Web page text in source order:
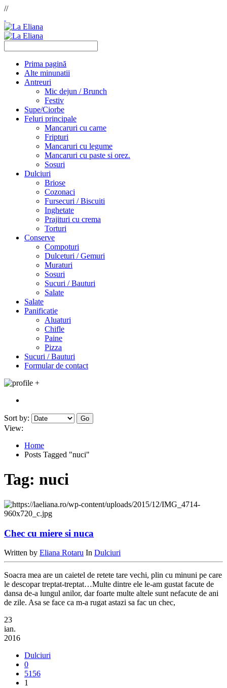
//
Prima pagină
Alte minunatii
Antreuri
Mic dejun / Brunch
Festiv
Supe/Ciorbe
Feluri principale
Mancaruri cu carne
Fripturi
Mancaruri cu legume
Mancaruri cu paste si orez.
Sosuri
Dulciuri
Briose
Cozonaci
Fursecuri / Biscuiti
Inghetate
Prajituri cu crema
Torturi
Conserve
Compoturi
Dulceturi / Gemuri
Muraturi
Sosuri
Sucuri / Bauturi
Salate
Salate
Panificatie
Aluaturi
Chifle
Paine
Pizza
Sucuri / Bauturi
Formular de contact
+
Sort by: Go
View:
Home
Posts Tagged "nuci"
Tag: nuci
Chec cu miere si nuca
Written by Eliana Rotaru In Dulciuri
Soacra mea are un caietel de retete tare vechi, plin cu minuni pe care
le descopar treptat-treptat…Multe dintre ele le-am gustat facute de
dansa de-a lungul anilor, dar foarte multe altele sunt nefacute de ani
de zile. Asa se face ca m-a rugat astazi sa fac un chec,
23
ian.
2016
Dulciuri
0
5156
1